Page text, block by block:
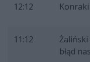
12:12
11:12
błąd